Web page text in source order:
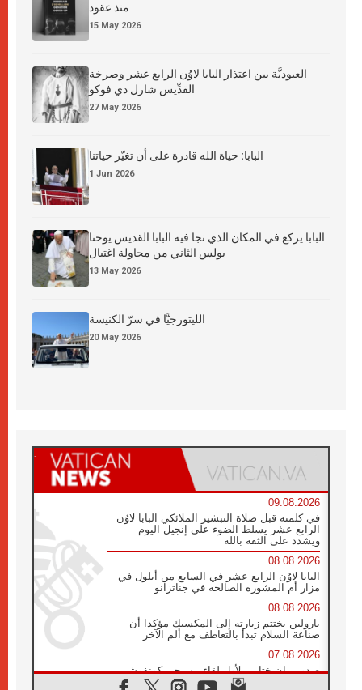
منذ عقود
15 May 2026
العبوديَّة بين اعتذار البابا لاوُن الرابع عشر وصرخة
القدِّيس شارل دي فوكو
27 May 2026
البابا: حياة الله قادرة على أن تغيّر حياتنا
1 Jun 2026
البابا يركع في المكان الذي نجا فيه البابا القديس يوحنا
بولس الثاني من محاولة اغتيال
13 May 2026
الليتورجيَّا في سرّ الكنيسة
20 May 2026
09.08.2026
في كلمته قبل صلاة التبشير الملائكي البابا لاوُن
الرابع عشر يسلط الضوء على إنجيل اليوم
ويشدد على الثقة بالله
08.08.2026
البابا لاوُن الرابع عشر في السابع من أيلول في
مزار أم المشورة الصالحة في جناتزانو
08.08.2026
بارولين يختتم زيارته إلى المكسيك مؤكدا أن
صناعة السلام تبدأ بالتعاطف مع ألم الآخر
07.08.2026
صدور بيان ختامي لأول لقاء مسيحي كونفوشي
بمشاركة الدائرة الفاتيكانية للحوار بين الأديان